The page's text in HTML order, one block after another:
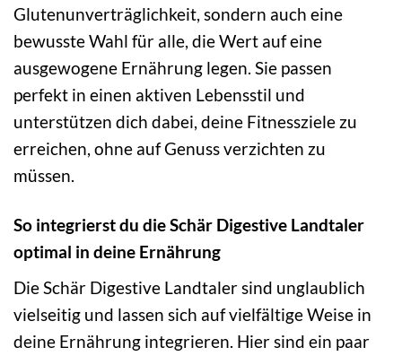
Glutenunverträglichkeit, sondern auch eine
bewusste Wahl für alle, die Wert auf eine
ausgewogene Ernährung legen. Sie passen
perfekt in einen aktiven Lebensstil und
unterstützen dich dabei, deine Fitnessziele zu
erreichen, ohne auf Genuss verzichten zu
müssen.
So integrierst du die Schär Digestive Landtaler
optimal in deine Ernährung
Die Schär Digestive Landtaler sind unglaublich
vielseitig und lassen sich auf vielfältige Weise in
deine Ernährung integrieren. Hier sind ein paar